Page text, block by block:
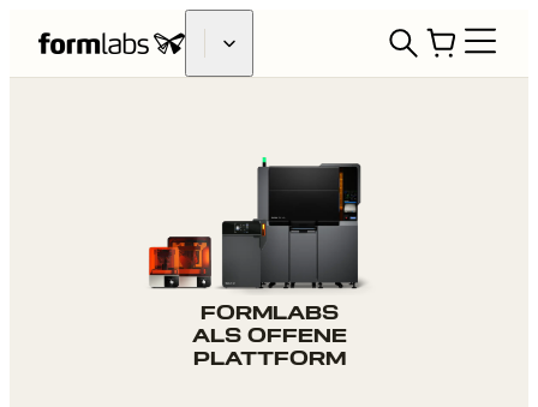
FORMLABS
ALS OFFENE
PLATTFORM